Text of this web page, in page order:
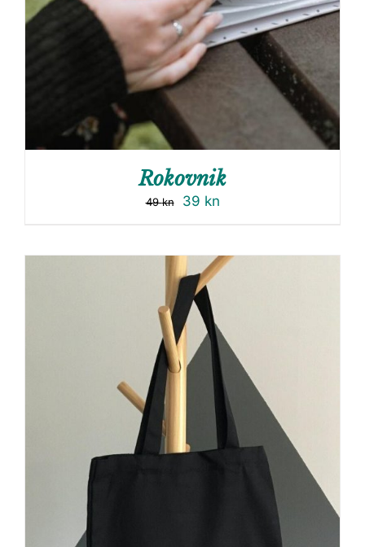
Rokovnik
49kn 39 kn